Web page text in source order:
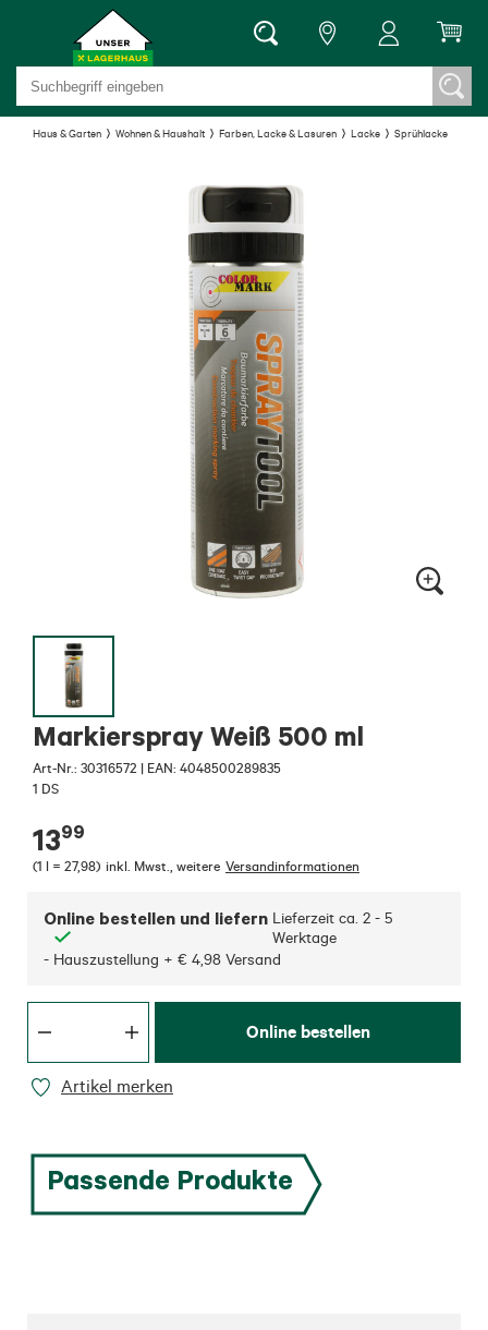
Haus & Garten Wohnen & Haushalt Farben, Lacke & Lasuren Lacke Sprühlacke
Markierspray Weiß 500 ml
Art-Nr.: 30316572 | EAN: 4048500289835
1 DS
1399
(1 l = 27,98) inkl. Mwst. weitere Versandinformationen
Online bestellen und liefern Lieferzeit ca. 2 - 5
Werktage
- Hauszustellung + € 4,98 Versand
Online bestellen
Artikel merken
Passende Produkte